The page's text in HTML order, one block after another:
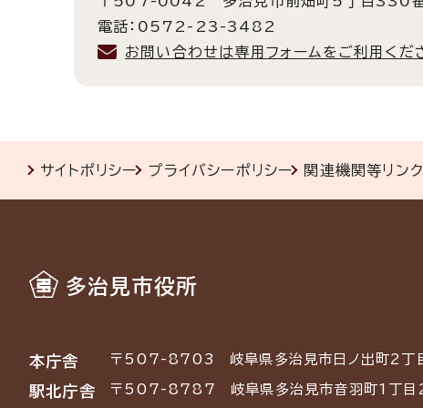
電話：0572-23-3482
お問い合わせは専用フォームをご利用くだ
サイトポリシー プライバシーポリシー 関連機関等リン
多治見市役所
本庁舎 〒507-8703 岐阜県多治見市日ノ出町2丁
駅北庁舎 〒507-8787 岐阜県多治見市音羽町1丁